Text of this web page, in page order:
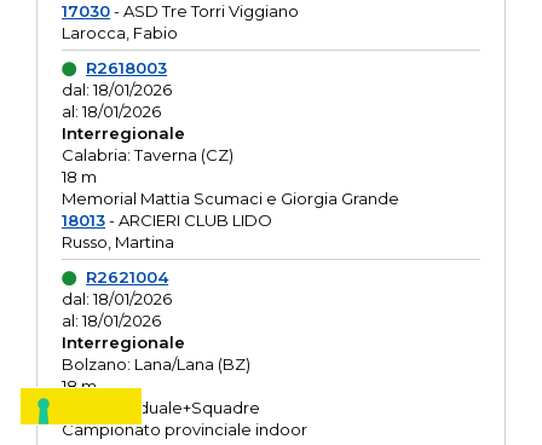
17030- ASD Tre Torri Viggiano
Larocca, Fabio
R2618003
dal: 18/01/2026
al: 18/01/2026
Interregionale
Calabria: Taverna (CZ)
18 m
Memorial Mattia Scumaci e Giorgia Grande
18013- ARCIERI CLUB LIDO
Russo, Martina
R2621004
dal: 18/01/2026
al: 18/01/2026
Interregionale
Bolzano: Lana/Lana (BZ)
18 m
O.R. Individuale+Squadre
Campionato provinciale indoor